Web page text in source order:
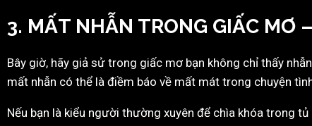
3. MẤT NHẪN TRONG GIẤC MƠ
Bây giờ, hãy giả sử trong giấc mơ bạn không chỉ thấy
mất nhẫn có thể là điềm báo về mất mát trong chuyện
Nếu bạn là kiểu người thường xuyên để chìa khóa trong